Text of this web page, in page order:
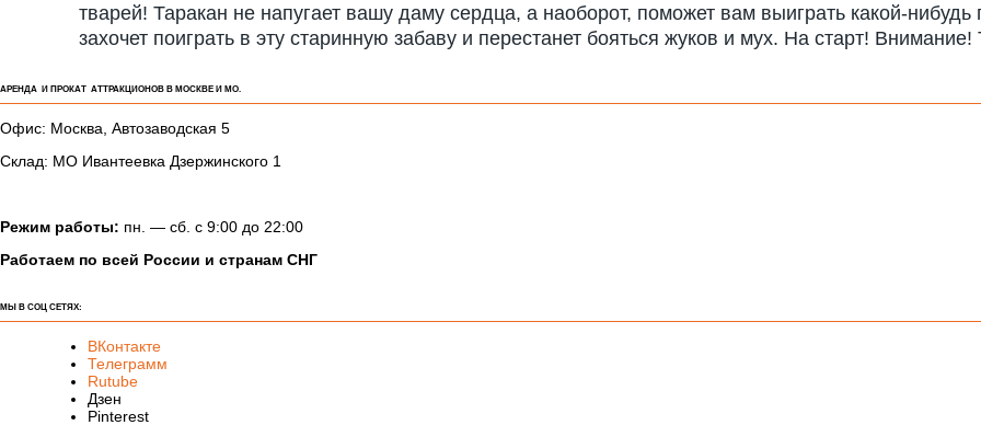
тварей! Таракан не напугает вашу даму сердца, а наоборот, поможет вам выиграть какой-
захочет поиграть в эту старинную забаву и перестанет бояться жуков и мух. На старт! Внимание!
АРЕНДА И ПРОКАТ АТТРАКЦИОНОВ В МОСКВЕ И МО.
Офис: Москва, Автозаводская 5
Склад: МО Ивантеевка Дзержинского 1
Режим работы: пн. — сб. с 9:00 до 22:00
Работаем по всей России и странам СНГ
МЫ В СОЦ СЕТЯХ:
ВКонтакте
Телеграмм
Rutube
Дзен
Pinterest